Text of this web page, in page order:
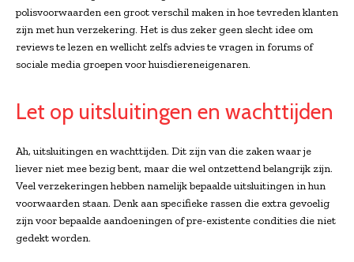
polisvoorwaarden een groot verschil maken in hoe tevreden klanten
zijn met hun verzekering. Het is dus zeker geen slecht idee om
reviews te lezen en wellicht zelfs advies te vragen in forums of
sociale media groepen voor huisdiereneigenaren.
Let op uitsluitingen en wachttijden
Ah, uitsluitingen en wachttijden. Dit zijn van die zaken waar je
liever niet mee bezig bent, maar die wel ontzettend belangrijk zijn.
Veel verzekeringen hebben namelijk bepaalde uitsluitingen in hun
voorwaarden staan. Denk aan specifieke rassen die extra gevoelig
zijn voor bepaalde aandoeningen of pre-existente condities die niet
gedekt worden.